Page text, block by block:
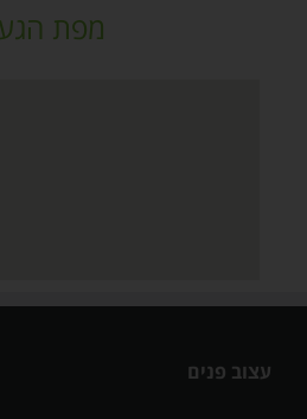
מפת
עצוב פנים